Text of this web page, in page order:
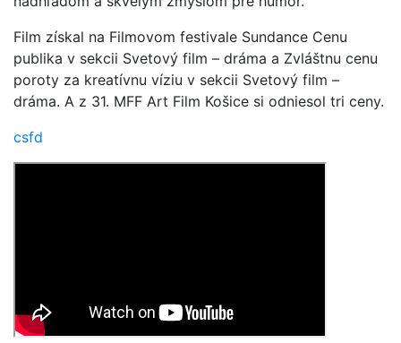
Film získal na Filmovom festivale Sundance Cenu
publika v sekcii Svetový film – dráma a Zvláštnu cenu
poroty za kreatívnu víziu v sekcii Svetový film –
dráma. A z 31. MFF Art Film Košice si odniesol tri ceny.
csfd